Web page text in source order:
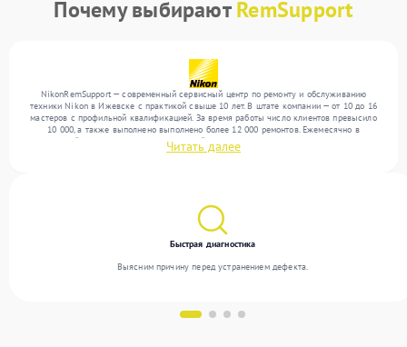
Почему выбираютRemSupport
NikonRemSupport — современный сервисный центр по ремонту и обслуживанию
техники Nikon в Ижевске с практикой свыше 10 лет. В штате компании — от 10 до 16
мастеров с профильной квалификацией. За время работы число клиентов превысило
10 000, а также выполнено выполнено более 12 000 ремонтов. Ежемесячно в
сервисный центр поступает от 300 устройств, включая , , . Мы работаем с широким
спектром неисправностей и обеспечиваем надежный результат благодаря
Читать далее
Быстрая диагностика
Выясним причину перед устранением дефекта.